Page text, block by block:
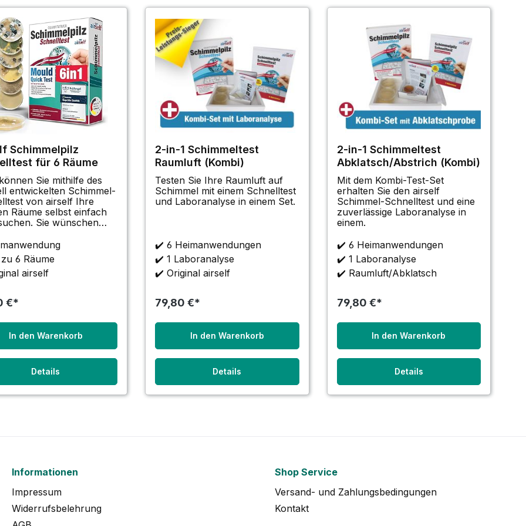
Schimmelpilz
für 6 Räume
Sie mithilfe des
entwickelten Schimmel-
von airself Ihre
Räume selbst einfach
Sie wünschen
mögliche
zu können?
Sie eine Belastung
6 Räume
airself
€*
In den Warenkorb
Details
2-in-1 Schimmeltest
Raumluft (Kombi)
Testen Sie Ihre Raumluft auf
Schimmel mit einem Schnelltest
und Laboranalyse in einem Set.
✔️6 Heimanwendungen
✔️1 Laboranalyse
✔️Original airself
79,80 €*
In den Warenkorb
Details
2-in-1 Schimmeltest
Abklatsch/Abstrich (Kombi)
Mit dem Kombi-Test-Set
erhalten Sie den airself
Schimmel-Schnelltest und eine
zuverlässige Laboranalyse in
einem.
✔️ 6 Heimanwendungen
✔️ 1 Laboranalyse
✔️ Raumluft/Abklatsch
79,80 €*
In den Warenkorb
Details
Informationen
Impressum
Widerrufsbelehrung
Shop Service
Versand- und Zahlungsbedingungen
Kontakt